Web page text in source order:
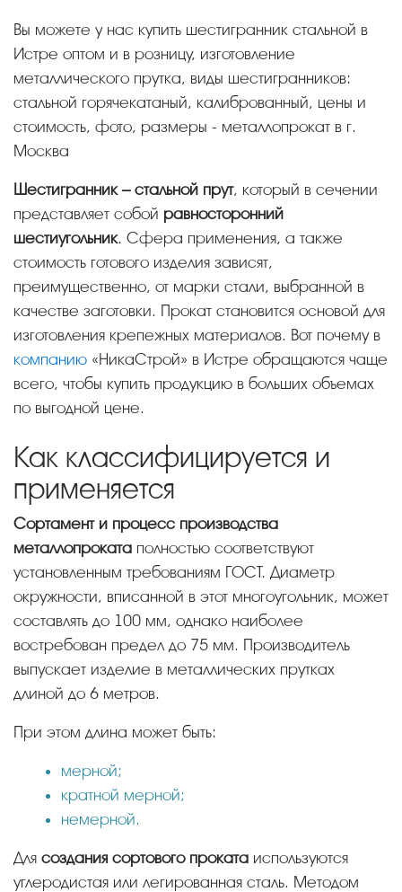
Вы можете у нас купить шестигранник стальной в
Истре оптом и в розницу, изготовление
металлического прутка, виды шестигранников:
стальной горячекатаный, калиброванный, цены и
стоимость, фото, размеры - металлопрокат в г.
Москва
Шестигранник – стальной прут, который в сечении
представляет собой равносторонний
шестиугольник. Сфера применения, а также
стоимость готового изделия зависят,
преимущественно, от марки стали, выбранной в
качестве заготовки. Прокат становится основой для
изготовления крепежных материалов. Вот почему в
компанию «НикаСтрой» в Истре обращаются чаще
всего, чтобы купить продукцию в больших объемах
по выгодной цене.
Как классифицируется и
применяется
Сортамент и процесс производства
металлопроката полностью соответствуют
установленным требованиям ГОСТ. Диаметр
окружности, вписанной в этот многоугольник, может
составлять до 100 мм, однако наиболее
востребован предел до 75 мм. Производитель
выпускает изделие в металлических прутках
длиной до 6 метров.
При этом длина может быть:
мерной;
кратной мерной;
немерной.
Для создания сортового проката используются
углеродистая или легированная сталь. Методом